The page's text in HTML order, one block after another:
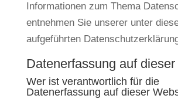
Informationen zum Thema
entnehmen Sie unserer unter
aufgeführten
Datenerfassung auf
Wer ist verantwortlich für die
Datenerfassung auf dieser